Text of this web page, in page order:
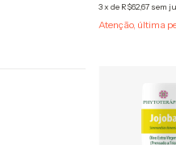
3xde R$62,67 sem
Atenção, última